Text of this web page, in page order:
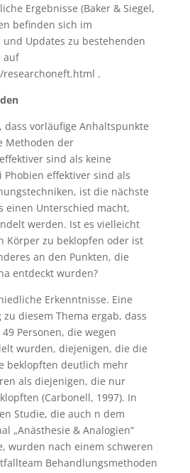
Ergebnisse (Baker & Siegel,
befinden sich im
und Updates zu bestehenden
auf
.
dass vorläufige Anhaltspunkte
Methoden der
sind als keine
effektiver sind als
ist die nächste
einen Unterschied macht,
werden. Ist es vielleicht
Körper zu beklopfen oder ist
an den Punkten, die
entdeckt wurden?
Erkenntnisse. Eine
diesem Thema ergab, dass
Personen, die wegen
wurden, diejenigen, die die
beklopften deutlich mehr
als diejenigen, die nur
(Carbonell, 1997). In
Studie, die auch n dem
„Anästhesie & Analogien“
wurden nach einem schweren
Behandlungsmethoden